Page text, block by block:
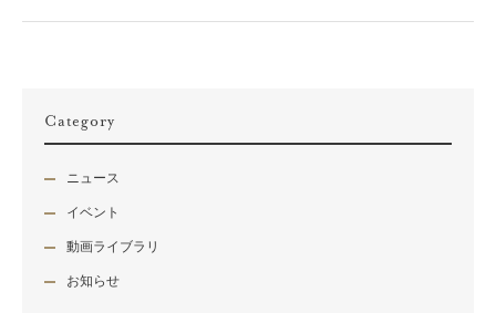
Category
ニュース
イベント
動画ライブラリ
お知らせ